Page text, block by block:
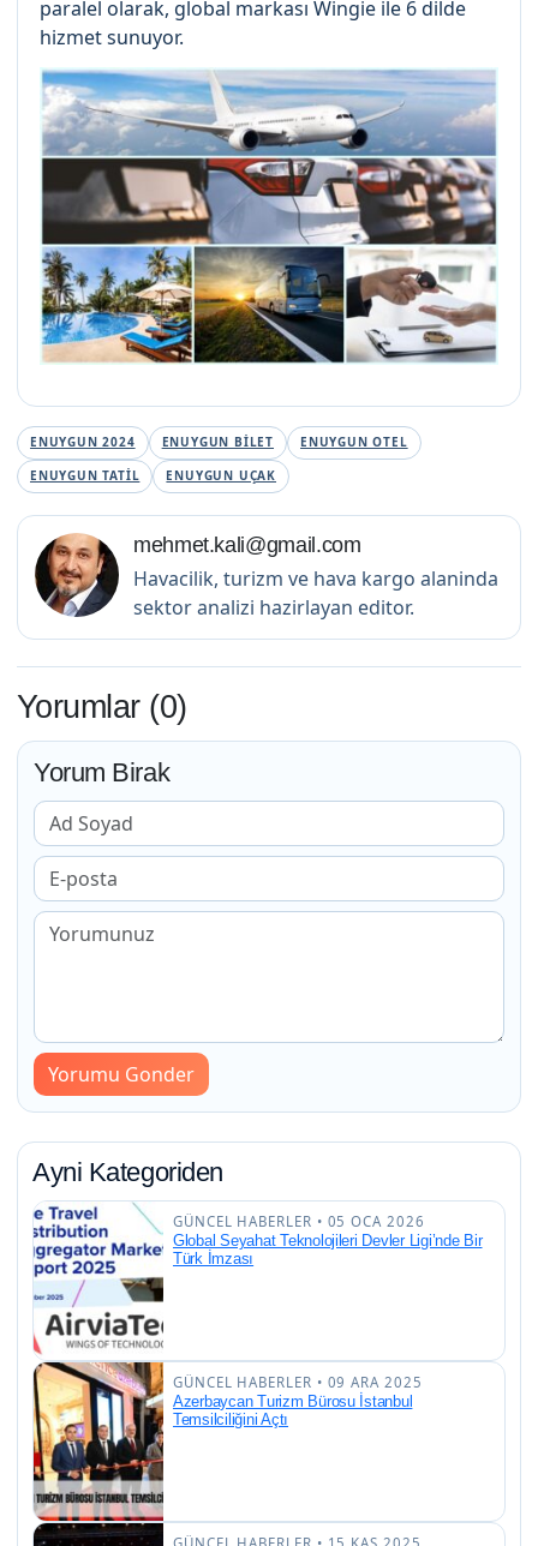
paralel olarak, global markası Wingie ile 6 dilde
hizmet sunuyor.
ENUYGUN 2024 ENUYGUN BILET
ENUYGUN OTEL
ENUYGUN TATIL
ENUYGUN UÇAK
mehmet.kali@gmail.com
Havacilik, turizm ve hava kargo alaninda
sektor analizi hazirlayan editor.
Yorumlar (0)
Yorum Birak
Yorumu Gonder
Ayni Kategoriden
GÜNCEL HABERLER • 05 OCA 2026
Global Seyahat Teknolojileri Devler Ligi’nde Bir
Türk İmzası
GÜNCEL HABERLER • 09 ARA 2025
Azerbaycan Turizm Bürosu İstanbul
Temsilciliğini Açtı